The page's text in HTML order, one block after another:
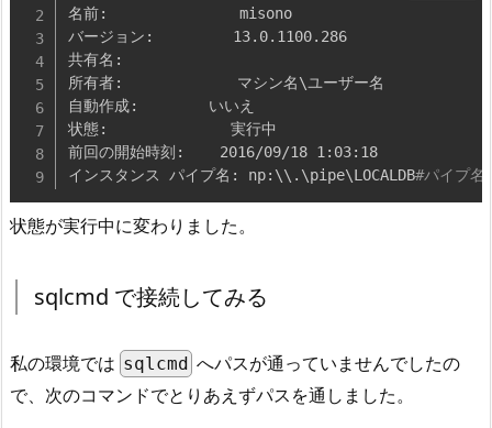
名前:               misono
バージョン:         13. 0. 1100. 286
共有名:
所有者:             マシン名\ユーザー名
自動作成:        いいえ
状態:              実行中
前回の開始時刻:    2016/09/18 1:03:18
インスタンス パイプ名: np:\\ . \pipe\LOCALDB#パイプ
状態が実行中に変わりました。
sqlcmd で接続してみる
私の環境では sqlcmd へパスが通っていませんでしたの
で、次のコマンドでとりあえずパスを通しました。